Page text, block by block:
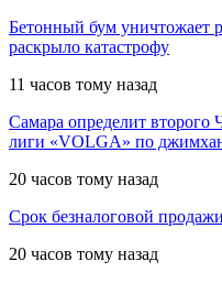
Бетонный бум уничтожает
раскрыло катастрофу
11 часов тому назад
Самара определит второго
лиги «VOLGA» по
20 часов тому назад
Срок безналоговой
20 часов тому назад